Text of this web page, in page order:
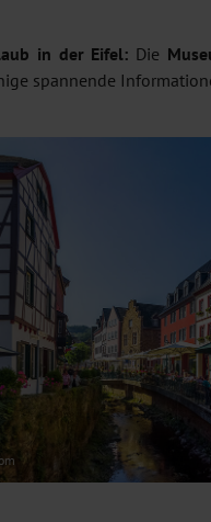
in der Eifel: Die
spannende